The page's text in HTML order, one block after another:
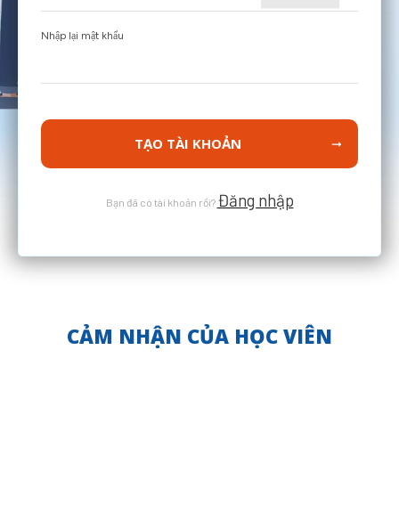
Nhập lại mật khẩu
TẠO TÀI KHOẢN
Bạn đã có tài khoản rồi? Đăng nhập
CẢM NHẬN CỦA HỌC VIÊN